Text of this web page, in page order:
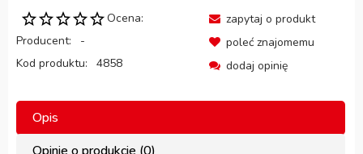
Ocena:
Producent:
-
Kod produktu:
4858
zapytaj o produkt
poleć znajomemu
dodaj opinię
Opis